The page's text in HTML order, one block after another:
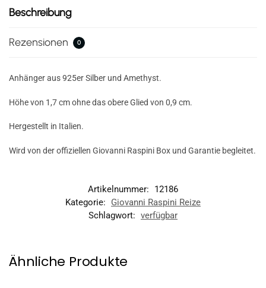
Beschreibung
Rezensionen 0
Anhänger aus 925er Silber und Amethyst.
Höhe von 1,7 cm ohne das obere Glied von 0,9 cm.
Hergestellt in Italien.
Wird von der offiziellen Giovanni Raspini Box und Garantie begleitet.
Artikelnummer:
12186
Kategorie:
Giovanni Raspini Reize
Schlagwort: verfügbar
Ähnliche Produkte